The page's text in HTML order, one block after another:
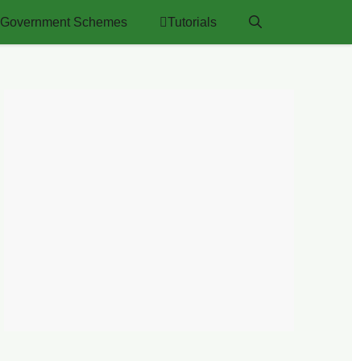
Government Schemes Tutorials